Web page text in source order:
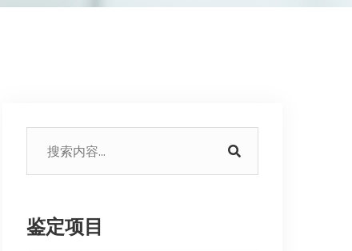
鉴定项目